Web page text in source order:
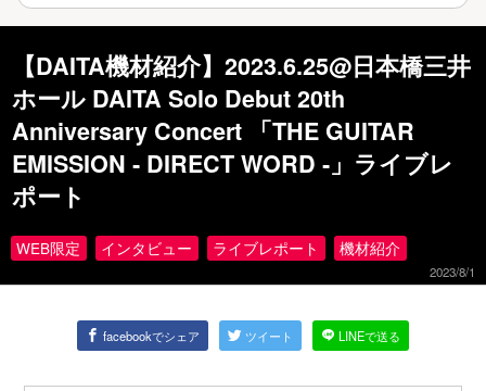
検
【DAITA機材紹介】2023.6.25@日本橋三井
ホール DAITA Solo Debut 20th
Anniversary Concert 「THE GUITAR
EMISSION ‐ DIRECT WORD ‐」ライブレ
ポート
WEB限定 インタビュー ライブレポート 機材紹介
2023/8/1
facebookでシェア ツイート LINEで送る